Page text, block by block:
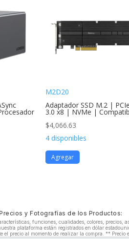
M2D20
Adaptador SSD M.2 | PCIe
3.0 x8 | NVMe | Compatib
$4,066.63
4 disponibles
Agregar
y Fotografías de los Productos:
funciones, cualidades, colores, precios,
plataforma están registrados en dólar
el precio al momento de realizar la compra. ** Precio